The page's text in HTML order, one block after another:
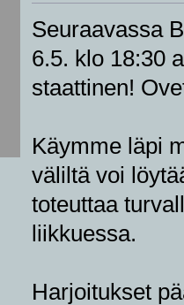
Seuraavassa
6.5. klo 18:30
staattinen!
Käymme läpi
väliltä voi
toteuttaa
liikkuessa.
Harjoitukset